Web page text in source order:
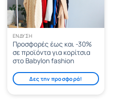
ΈΝΔΥΣΗ
Προσφορές έως και -30%
σε προϊόντα για κορίτσια
στο Babylon fashion
Δες την προσφορά!